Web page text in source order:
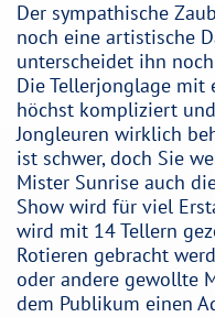
Der sympathische
noch eine artistische
unterscheidet ihn
Die Tellerjonglage mit
höchst kompliziert
Jongleuren wirklich
ist schwer, doch Sie
Mister Sunrise auch
Show wird für viel
wird mit 14 Tellern
Rotieren gebracht
oder andere gewollte
dem Publikum einen